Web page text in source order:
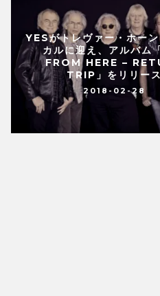
YESがトレヴァー・ホー
カルに迎え、アルバム
FROM HERE –
TRIP」をリリース
2018-02-28